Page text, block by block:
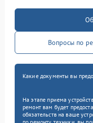
Вопросы по
Какие документы вы
На этапе приема
ремонт вам будет
обязательств на ваше